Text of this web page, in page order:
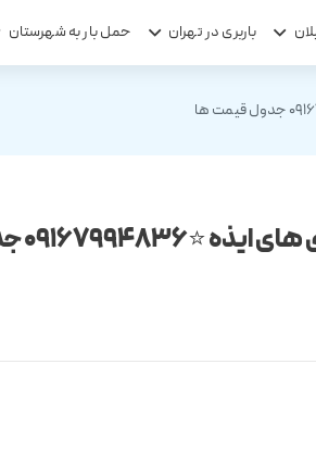
باربری در تهران حمل بار به شهرستان
جدول قیمت ها